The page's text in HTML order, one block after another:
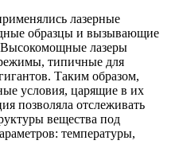
лазерные
образцы и вызывающие
Высокомощные лазеры
типичные для
Таким образом,
условия, царящие в их
позволяла отслеживать
вещества под
температуры,